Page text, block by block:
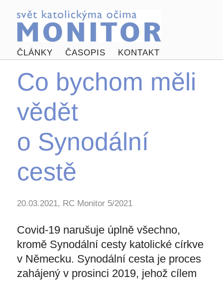
ČLÁNKY ČASOPIS KONTAKT
Co bychom měli
vědět
o Synodální
cestě
20.03.2021, RC Monitor 5/2021
Covid-19 narušuje úplně všechno,
kromě Synodální cesty katolické církve
v Německu. Synodální cesta je proces
zahájený v prosinci 2019, jehož cílem